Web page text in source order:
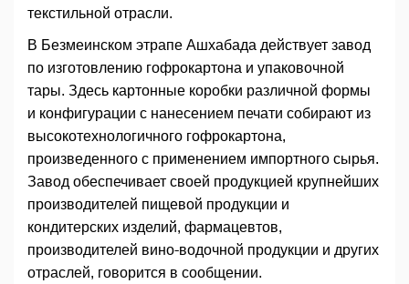
текстильной отрасли.
В Безмеинском этрапе Ашхабада действует завод
по изготовлению гофрокартона и упаковочной
тары. Здесь картонные коробки различной формы
и конфигурации с нанесением печати собирают из
высокотехнологичного гофрокартона,
произведенного с применением импортного сырья.
Завод обеспечивает своей продукцией крупнейших
производителей пищевой продукции и
кондитерских изделий, фармацевтов,
производителей вино-водочной продукции и других
отраслей, говорится в сообщении.